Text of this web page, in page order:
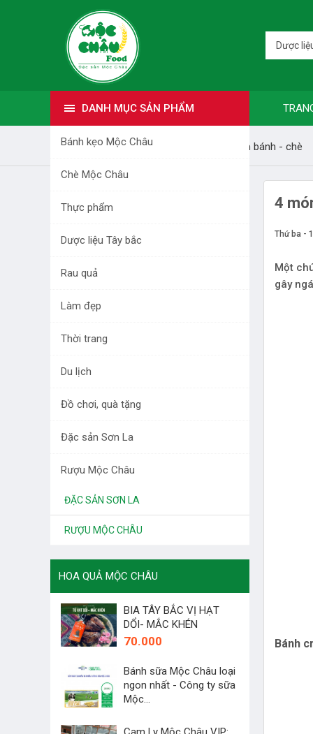
Dược
DANH MỤC SẢN PHẨM
Bánh kẹo Mộc Châu
Chè Mộc Châu
Thực phẩm
Dược liệu Tây bắc
Rau quả
Làm đẹp
Thời trang
Du lịch
Đồ chơi, quà tặng
Đặc sản Sơn La
Rượu Mộc Châu
Trang nhất Bài viết Hướng dẫn làm bánh - chè
4
Thứ ba -
Một
gây
Bánh
LÀM ĐẸP
THỜI TRANG
DU LỊCH
ĐỒ CHƠI, QUÀ TẶNG
ĐẶC SẢN SƠN LA
RƯỢU MỘC CHÂU
HOA QUẢ MỘC CHÂU
BIA TÂY BẮC VỊ HẠT
DỔI- MẮC KHÉN
70.000
Bánh sữa Mộc Châu loại
ngon nhất - Công ty sữa
Mộc...